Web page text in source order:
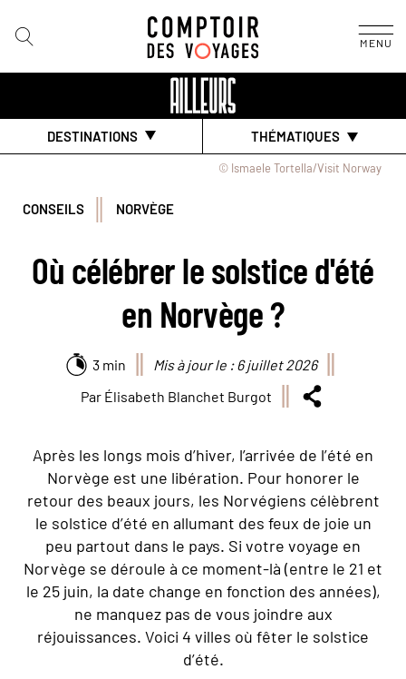
MENU
DESTINATIONS THÉMATIQUES
© Ismaele Tortella/Visit Norway
CONSEILS NORVÈGE
Où célébrer le solstice d'été
en Norvège ?
3 min
Mis à jour le : 6 juillet 2026
Par Élisabeth Blanchet Burgot
Après les longs mois d’hiver, l’arrivée de l’été en
Norvège est une libération. Pour honorer le
retour des beaux jours, les Norvégiens célèbrent
le solstice d’été en allumant des feux de joie un
peu partout dans le pays. Si votre voyage en
Norvège se déroule à ce moment-là (entre le 21 et
le 25 juin, la date change en fonction des années),
ne manquez pas de vous joindre aux
réjouissances. Voici 4 villes où fêter le solstice
d’été.